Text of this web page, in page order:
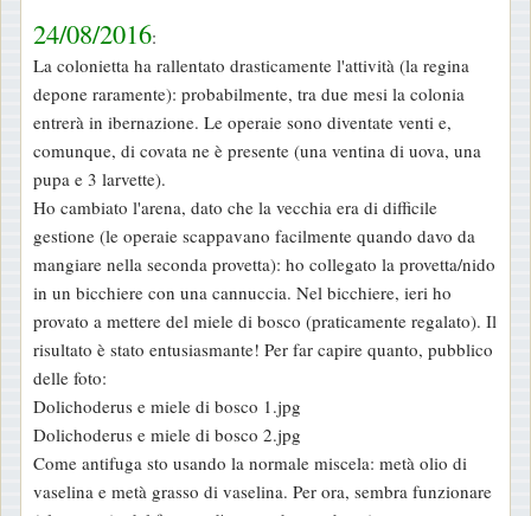
s
s
a
g
g
i
o
24/08/2016:
La colonietta ha rallentato drasticamente l'attività (la regina
depone raramente): probabilmente, tra due mesi la colonia
entrerà in ibernazione. Le operaie sono diventate venti e,
comunque, di covata ne è presente (una ventina di uova, una
pupa e 3 larvette).
Ho cambiato l'arena, dato che la vecchia era di difficile
gestione (le operaie scappavano facilmente quando davo da
mangiare nella seconda provetta): ho collegato la provetta/nido
in un bicchiere con una cannuccia. Nel bicchiere, ieri ho
provato a mettere del miele di bosco (praticamente regalato). Il
risultato è stato entusiasmante! Per far capire quanto, pubblico
delle foto:
Dolichoderus e miele di bosco 1.jpg
Dolichoderus e miele di bosco 2.jpg
Come antifuga sto usando la normale miscela: metà olio di
vaselina e metà grasso di vaselina. Per ora, sembra funzionare